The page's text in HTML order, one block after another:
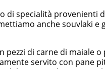
di specialità provenienti
anche souvlaki e
pezzi di carne di maiale
servito con pane